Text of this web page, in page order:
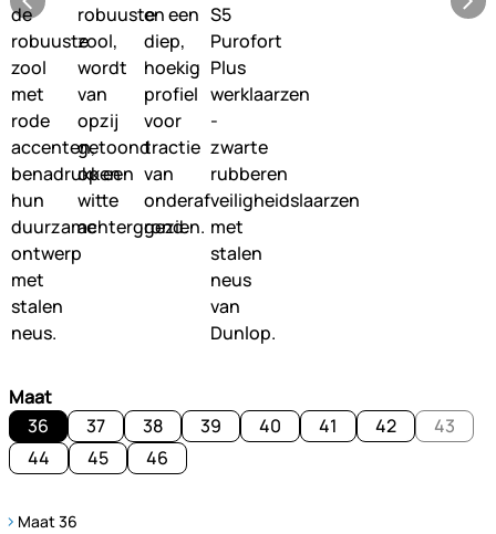
Maat
36
37 38 39 40 41 42
43
44
45 46
Maat 36